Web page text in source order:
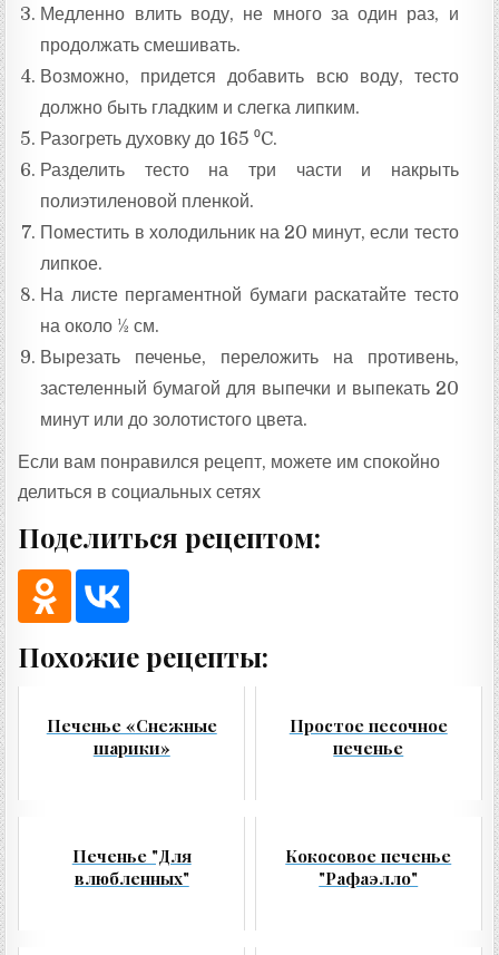
Медленно влить воду, не много за один раз, и
продолжать смешивать.
Возможно, придется добавить всю воду, тесто
должно быть гладким и слегка липким.
Разогреть духовку до 165 ⁰C.
Разделить тесто на три части и накрыть
полиэтиленовой пленкой.
Поместить в холодильник на 20 минут, если тесто
липкое.
На листе пергаментной бумаги раскатайте тесто
на около ½ см.
Вырезать печенье, переложить на противень,
застеленный бумагой для выпечки и выпекать 20
минут или до золотистого цвета.
Если вам понравился рецепт, можете им спокойно
делиться в социальных сетях
Поделиться рецептом:
Похожие рецепты:
Печенье «Снежные
шарики»
Простое песочное
печенье
Печенье "Для
влюбленных"
Кокосовое печенье
"Рафаэлло"